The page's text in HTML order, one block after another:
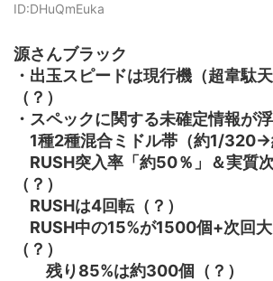
ID:DHuQmEuka
源さんブラック
・出玉スピードは現行機（超韋駄
（？）
・スペックに関する未確定情報が
1種2種混合ミドル帯（約1/320→
RUSH突入率「約50％」＆実質
（？）
RUSHは4回転（？）
RUSH中の15%が1500個+次回
（？）
残り85%は約300個（？）